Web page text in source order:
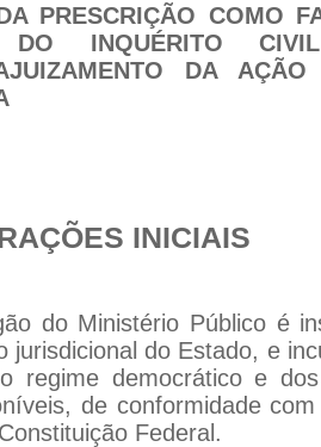
PRESCRIÇÃO COMO
DO INQUÉRITO
DA AÇÃO
INICIAIS
Público é
jurisdicional do Estado, e
regime democrático e
de conformidade
Federal.